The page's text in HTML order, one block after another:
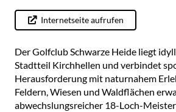
Internetseite aufrufen
Der Golfclub Schwarze Heide liegt
Stadtteil Kirchhellen und verbindet
Herausforderung mit naturnahem
Feldern, Wiesen und Waldflächen
abwechslungsreicher 18-Loch-